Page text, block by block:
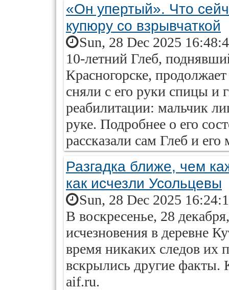
«Он упертый». Что
купюру со взрывчаткой
Sun, 28 Dec 2025
10-летний Глеб,
Красногорске,
сняли с его руки спицы и
реабилитации: мальчик
руке. Подробнее о его
рассказали сам Глеб и его
Разгадка ближе, чем
как исчезли Усольцевы
Sun, 28 Dec 2025
В воскресенье, 28
исчезновения в деревне
время никаких следов их
вскрылись другие факты.
aif.ru.